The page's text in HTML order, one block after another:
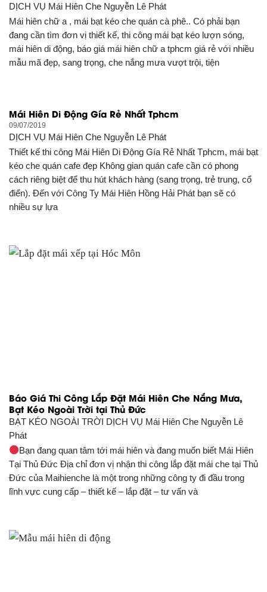
DỊCH VỤ Mái Hiên Che Nguyễn Lê Phát
Mái hiên chữ a , mái bạt kéo che quán cà phê.. Có phải bạn
đang cần tìm đơn vị thiết kế, thi công mái bạt kéo lượn sóng,
mái hiên di động, báo giá mái hiên chữ a tphcm giá rẻ với nhiều
mẫu mã đẹp, sang trọng, che nắng mưa vượt trội, tiện
Mái Hiên Di Động Gía Rẻ Nhất Tphcm
09/07/2019
DỊCH VỤ Mái Hiên Che Nguyễn Lê Phát
Thiết kế thi công Mái Hiên Di Động Gía Rẻ Nhất Tphcm, mái bạt
kéo che quán cafe đẹp Không gian quán cafe cần có phong
cách riêng biệt để thu hút khách hàng (sang trọng, trẻ trung, cổ
điển). Đến với Công Ty Mái Hiên Hồng Hải Phát bạn sẽ có
nhiều sự lựa
Báo Giá Thi Công Lắp Đặt Mái Hiên Che Nắng Mưa,
Bạt Kéo Ngoài Trời tại Thủ Đức
BẠT KÉO NGOÀI TRỜI DỊCH VỤ Mái Hiên Che Nguyễn Lê
Phát
Bạn đang quan tâm tới mái hiên và đang muốn biết Mái Hiên
Tại Thủ Đức Địa chỉ đơn vị nhận thi công lắp đặt mái che tại Thủ
Đức của Maihienche là một trong những công ty đi đầu trong
lĩnh vực cung cấp – thiết kế – lắp đặt – tư vấn và